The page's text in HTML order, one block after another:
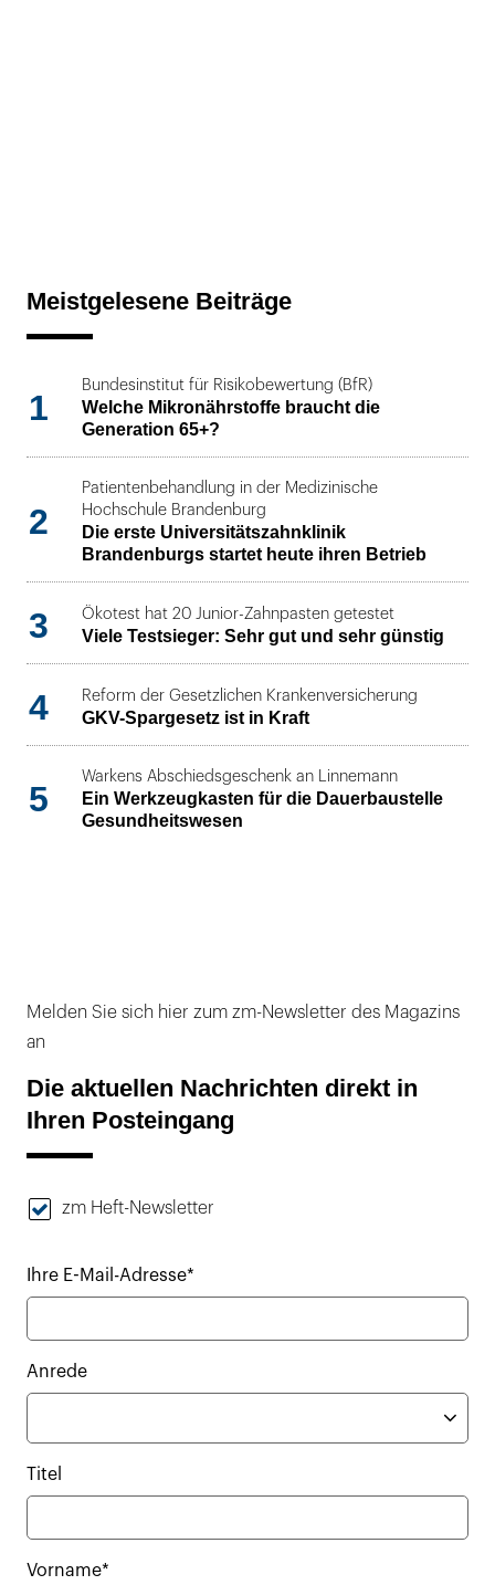
Meistgelesene Beiträge
1
Bundesinstitut für Risikobewertung (BfR)
Welche Mikronährstoffe braucht die
Generation 65+?
2
Patientenbehandlung in der Medizinische
Hochschule Brandenburg
Die erste Universitätszahnklinik
Brandenburgs startet heute ihren Betrieb
3 Ökotest hat 20 Junior-Zahnpasten getestet
Viele Testsieger: Sehr gut und sehr günstig
4 Reform der Gesetzlichen Krankenversicherung
GKV-Spargesetz ist in Kraft
5
Warkens Abschiedsgeschenk an Linnemann
Ein Werkzeugkasten für die Dauerbaustelle
Gesundheitswesen
Melden Sie sich hier zum zm-Newsletter des Magazins
an
Die aktuellen Nachrichten direkt in
Ihren Posteingang
zm Heft-Newsletter
Ihre E-Mail-Adresse*
Anrede
Titel
Vorname*